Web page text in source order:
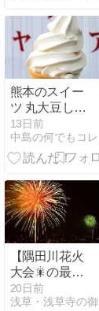
と観光への影
響
熊本のスイー
ツ 丸大豆しょ
うゆソフトク
リーム
13日前
【隅田川花火
大会🎇の最寄
り駅&バス
停】交通規制
20日前